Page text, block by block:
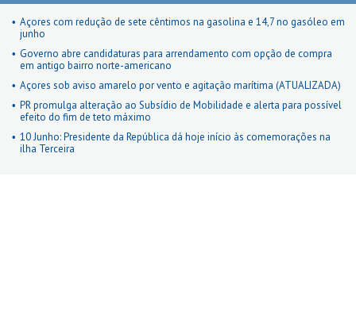
Açores com redução de sete cêntimos na gasolina e 14,7 no gasóleo em
junho
Governo abre candidaturas para arrendamento com opção de compra
em antigo bairro norte-americano
Açores sob aviso amarelo por vento e agitação marítima (ATUALIZADA)
PR promulga alteração ao Subsídio de Mobilidade e alerta para possível
efeito do fim de teto máximo
10 Junho: Presidente da República dá hoje início às comemorações na
ilha Terceira